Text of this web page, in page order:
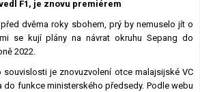
F1, je znovu premiérem
dvěma roky sbohem, prý by nemuselo jít o
se kují plány na návrat okruhu Sepang do
2022.
je znovuzvolení otce malajsijské VC
do funkce ministerského předsedy. Podle webu